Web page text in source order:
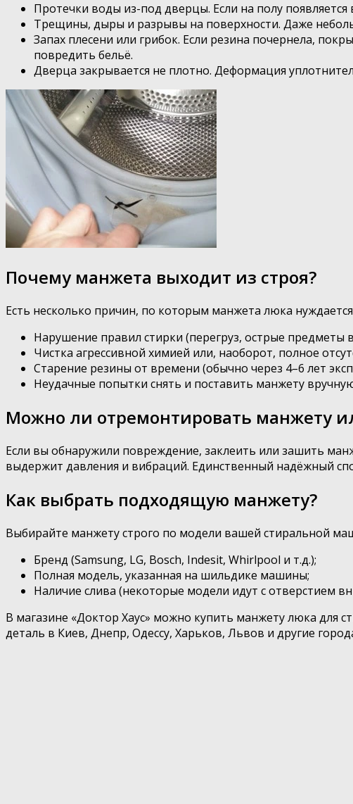
Протечки воды из-под дверцы. Если на полу
Трещины, дыры и разрывы на поверхности. Даже
Запах плесени или грибок. Если резина почернела,
повредить бельё.
Дверца закрывается не плотно. Деформация
Почему манжета выходит из строя?
Есть несколько причин, по которым манжета люка
Нарушение правил стирки (перегруз, острые предметы
Чистка агрессивной химией или, наоборот, полное
Старение резины от времени (обычно через 4–6 лет
Неудачные попытки снять и поставить манжету
Можно ли отремонтировать манжету
Если вы обнаружили повреждение, заклеить или зашить
выдержит давления и вибраций. Единственный надёжный
Как выбрать подходящую манжету?
Выбирайте манжету строго по модели вашей стиральной
Бренд (Samsung, LG, Bosch, Indesit, Whirlpool и т.д.);
Полная модель, указанная на шильдике машины;
Наличие слива (некоторые модели идут с отверстием
В магазине «Доктор Хаус» можно купить манжету люка
деталь в Киев, Днепр, Одессу, Харьков, Львов и другие